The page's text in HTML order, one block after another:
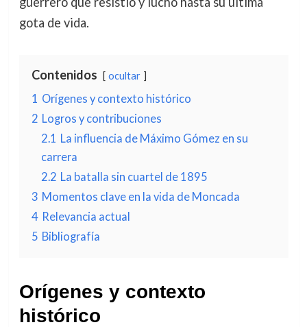
gota de vida.
Contenidos ocultar
1 Orígenes y contexto histórico
2 Logros y contribuciones
2.1 La influencia de Máximo Gómez en su
carrera
2.2 La batalla sin cuartel de 1895
3 Momentos clave en la vida de Moncada
4 Relevancia actual
5 Bibliografía
Orígenes y contexto
histórico